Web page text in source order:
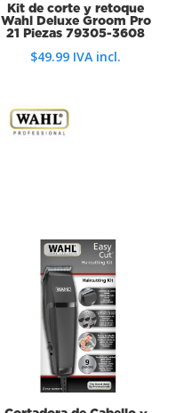
Kit de corte y retoque
Wahl Deluxe Groom Pro
21 Piezas 79305-3608
$49.99 IVA incl.